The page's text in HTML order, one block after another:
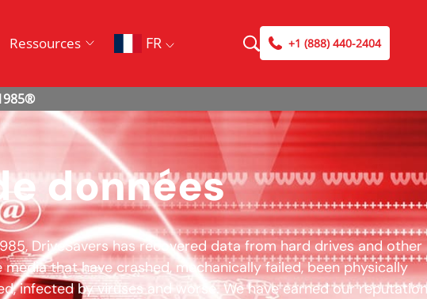
Ressources FR +1 (888) 440-2404
données
DriveSavers has recovered data from hard drives and other
media that have crashed, mechanically failed, been physically
infected by viruses and worse. We have earned our